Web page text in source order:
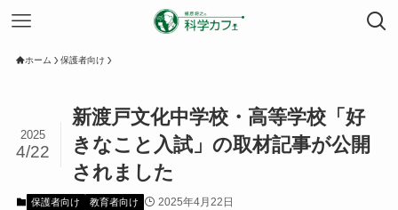
ホーム 保護者向け
新渡戸文化中学校・高等学校「好
きなこと入試」の取材記事が公開
されました
2025
4/22
保護者向け 教育者向け 2025年4月22日